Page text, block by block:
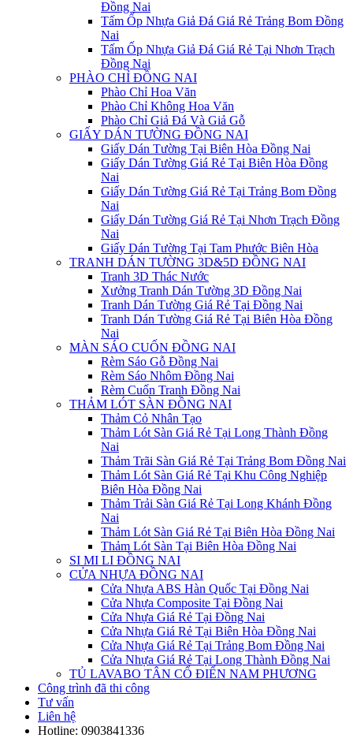
Đồng Nai
Tấm Ốp Nhựa Giả Đá Giá Rẻ Trảng Bom Đồng
Nai
Tấm Ốp Nhựa Giả Đá Giá Rẻ Tại Nhơn Trạch
Đồng Nai
PHÀO CHỈ ĐỒNG NAI
Phào Chỉ Hoa Văn
Phào Chỉ Không Hoa Văn
Phào Chỉ Giả Đá Và Giả Gỗ
GIẤY DÁN TƯỜNG ĐỒNG NAI
Giấy Dán Tường Tại Biên Hòa Đồng Nai
Giấy Dán Tường Giá Rẻ Tại Biên Hòa Đồng
Nai
Giấy Dán Tường Giá Rẻ Tại Trảng Bom Đồng
Nai
Giấy Dán Tường Giá Rẻ Tại Nhơn Trạch Đồng
Nai
Giấy Dán Tường Tại Tam Phước Biên Hòa
TRANH DÁN TƯỜNG 3D&5D ĐỒNG NAI
Tranh 3D Thác Nước
Xưởng Tranh Dán Tường 3D Đồng Nai
Tranh Dán Tường Giá Rẻ Tại Đồng Nai
Tranh Dán Tường Giá Rẻ Tại Biên Hòa Đồng
Nai
MÀN SÁO CUỐN ĐỒNG NAI
Rèm Sáo Gỗ Đồng Nai
Rèm Sáo Nhôm Đồng Nai
Rèm Cuốn Tranh Đồng Nai
THẢM LÓT SÀN ĐỒNG NAI
Thảm Cỏ Nhân Tạo
Thảm Lót Sàn Giá Rẻ Tại Long Thành Đồng
Nai
Thảm Trãi Sàn Giá Rẻ Tại Trảng Bom Đồng Nai
Thảm Lót Sàn Giá Rẻ Tại Khu Công Nghiệp
Biên Hòa Đồng Nai
Thảm Trải Sàn Giá Rẻ Tại Long Khánh Đồng
Nai
Thảm Lót Sàn Giá Rẻ Tại Biên Hòa Đồng Nai
Thảm Lót Sàn Tại Biên Hòa Đồng Nai
SI MI LI ĐỒNG NAI
CỬA NHỰA ĐỒNG NAI
Cửa Nhựa ABS Hàn Quốc Tại Đồng Nai
Cửa Nhựa Composite Tại Đồng Nai
Cửa Nhựa Giá Rẻ Tại Đồng Nai
Cửa Nhựa Giá Rẻ Tại Biên Hòa Đồng Nai
Cửa Nhựa Giá Rẻ Tại Trảng Bom Đồng Nai
Cửa Nhựa Giá Rẻ Tại Long Thành Đồng Nai
TỦ LAVABO TÂN CỔ ĐIỂN NAM PHƯƠNG
Công trình đã thi công
Tư vấn
Liên hệ
Hotline: 0903841336